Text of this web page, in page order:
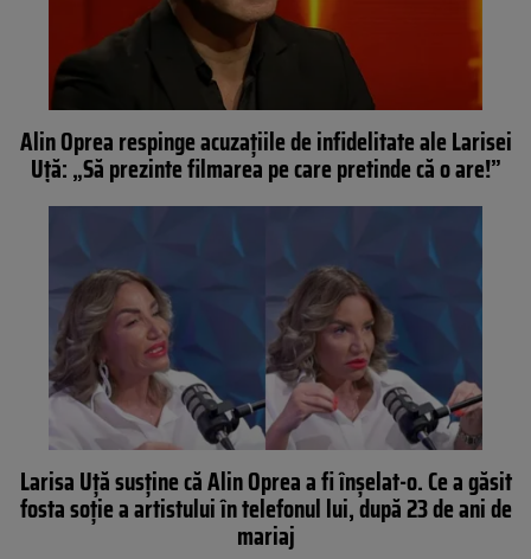
Alin Oprea respinge acuzațiile de infidelitate ale Larisei
Uță: „Să prezinte filmarea pe care pretinde că o are!”
Larisa Uță susține că Alin Oprea a fi înșelat-o. Ce a găsit
fosta soție a artistului în telefonul lui, după 23 de ani de
mariaj